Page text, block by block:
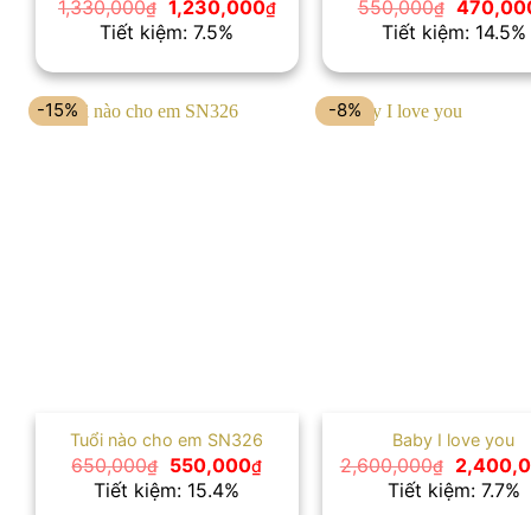
1,330,000₫ Giá
gốc
là:
1,230,000₫Giá
hiện
là:
1,230,000₫.
Tiết kiệm: 7.5%
550,000₫
Giá
gốc
là:
Tiết kiệm: 14.5%
-15%
Tuổi nào cho em SN326
650,000₫
Giá
gốc
là:
550,000₫Giá
Tiết kiệm: 15.4%
-8%
Baby I love you
2,600,000₫
Giá
gốc
là:
Tiết kiệm: 7.7%